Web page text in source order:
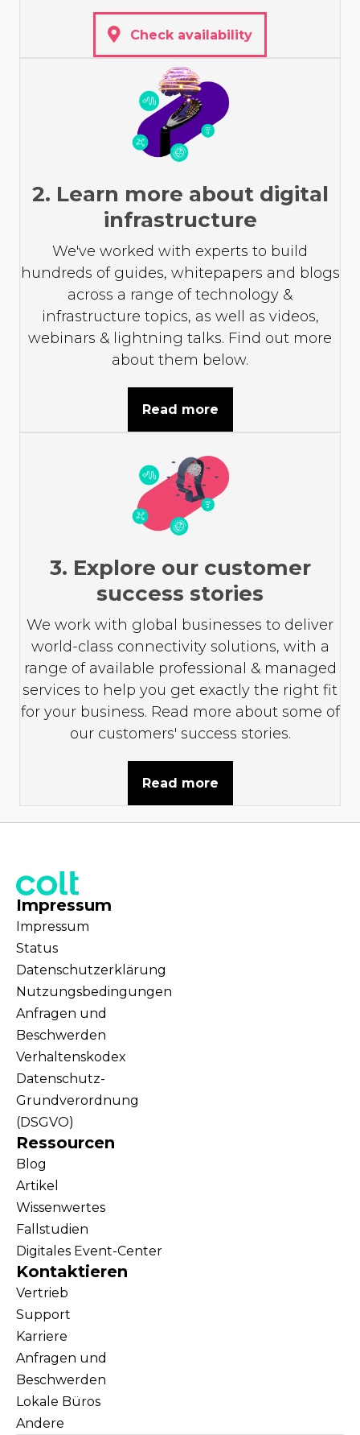
Check availability
2. Learn more about digital
infrastructure
We've worked with experts to build
hundreds of guides, whitepapers and blogs
across a range of technology &
infrastructure topics, as well as videos,
webinars & lightning talks. Find out more
about them below.
Read more
3. Explore our customer
success stories
We work with global businesses to deliver
world-class connectivity solutions, with a
range of available professional & managed
services to help you get exactly the right fit
for your business. Read more about some of
our customers' success stories.
Read more
Impressum
Impressum
Status
Datenschutzerklärung
Nutzungsbedingungen
Anfragen und
Beschwerden
Verhaltenskodex
Datenschutz-
Grundverordnung
(DSGVO)
Ressourcen
Blog
Artikel
Wissenwertes
Fallstudien
Digitales Event-Center
Kontaktieren
Vertrieb
Support
Karriere
Anfragen und
Beschwerden
Lokale Büros
Andere